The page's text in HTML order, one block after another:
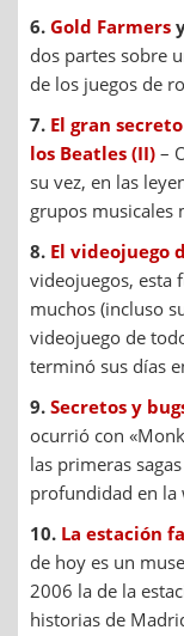
6. Gold Farmers
dos partes sobre
de los juegos de
7. El gran
los Beatles (II) –
su vez, en las
grupos musicales
8. El videojuego
videojuegos, esta
muchos (incluso
videojuego de
terminó sus días
9. Secretos y
ocurrió con
las primeras
profundidad en la
10. La estación
de hoy es un
2006 la de la
historias de